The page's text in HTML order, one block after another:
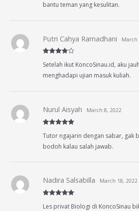
bantu teman yang kesulitan.
out of 5
Putri Cahya Ramadhani March
Setelah ikut KoncoSinau.id, aku
menghadapi ujian masuk kuliah.
of 5
Nurul Aisyah March 8, 2022
Tutor ngajarin dengan sabar, gak
bodoh kalau salah jawab.
of 5
Nadira Salsabilla March 18, 2022
Les privat Biologi di KoncoSinau